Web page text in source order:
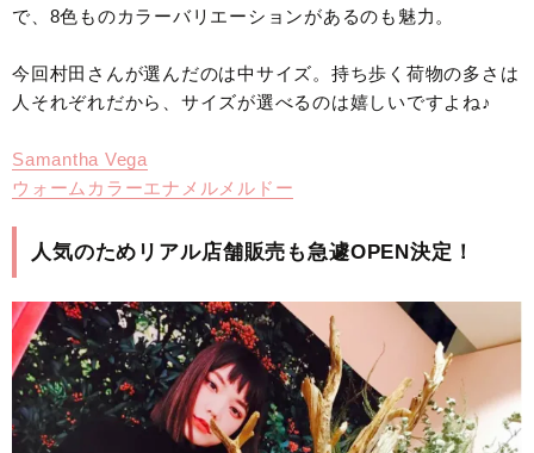
で、8色ものカラーバリエーションがあるのも魅力。
今回村田さんが選んだのは中サイズ。持ち歩く荷物の多さは
人それぞれだから、サイズが選べるのは嬉しいですよね♪
Samantha Vega
ウォームカラーエナメルメルドー
人気のためリアル店舗販売も急遽OPEN決定！